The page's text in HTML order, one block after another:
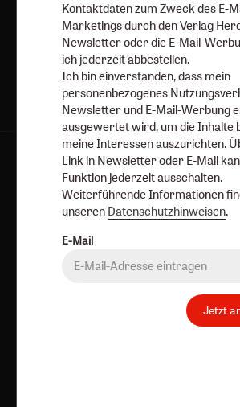
AGB und Widerrufsbelehrung
Barrierefreiheit
Vertrag widerrufen
Kontaktdaten zum Zweck des E-
Marketings durch den Verlag
Newsletter oder die E-Mail-
ich jederzeit abbestellen.
Ich bin einverstanden, dass mein
personenbezogenes
Newsletter und E-Mail-Werbung
ausgewertet wird, um die Inhalte
meine Interessen auszurichten.
Link in Newsletter oder E-Mail
Funktion jederzeit ausschalten.
Weiterführende Informationen
unseren Datenschutzhinweisen.
E-Mail
Jetzt